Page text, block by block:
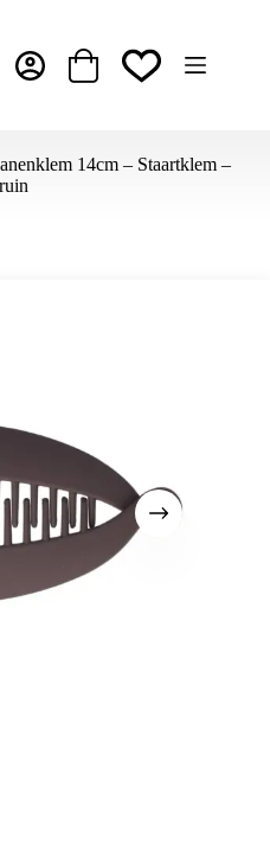
Winkelwagen
14cm – Staartklem –